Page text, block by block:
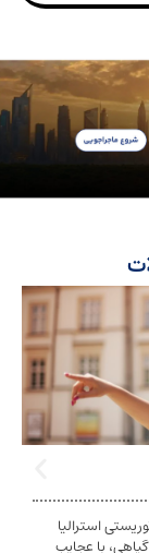
تابعیت و اخذ
شخص به دولت